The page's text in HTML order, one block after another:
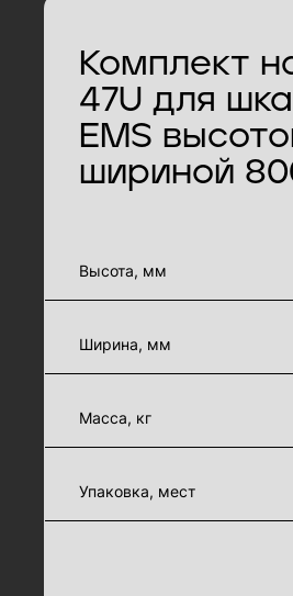
Комплект
47U для
EMS
шириной
Высота, мм
Ширина, мм
Масса, кг
Упаковка, мест